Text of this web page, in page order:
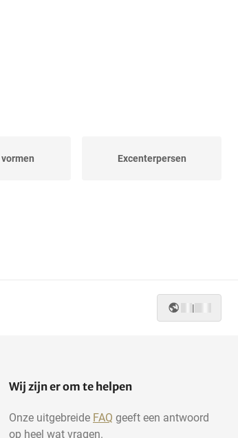
Excenterpersen
|
Wij zijn er om te helpen
Onze uitgebreide FAQ geeft een antwoord
op heel wat vragen.